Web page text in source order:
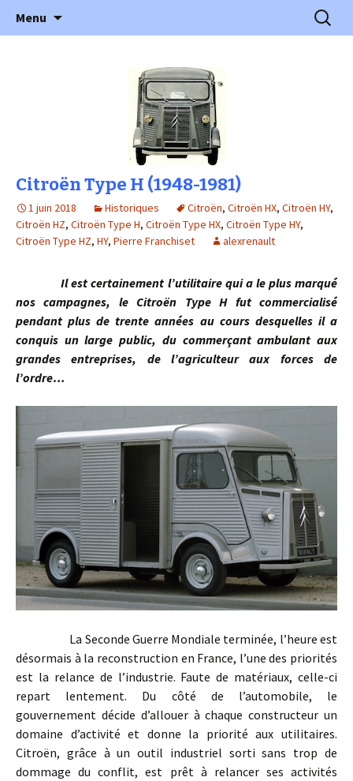
l'Automobile Ancienne
l'automobile ancienne : articles, historiques
…
Menu
Citroën Type H (1948-1981)
1 juin 2018 Historiques Citroën, Citroën HX, Citroën HY,
Citroën HZ, Citroën Type H, Citroën Type HX, Citroën Type HY,
Citroën Type HZ, HY, Pierre Franchiset alexrenault
Il est certainement l’utilitaire qui a le plus marqué
nos campagnes, le Citroën Type H fut commercialisé
pendant plus de trente années au cours desquelles il a
conquis un large public, du commerçant ambulant aux
grandes entreprises, de l’agriculteur aux forces de
l’ordre…
La Seconde Guerre Mondiale terminée, l’heure est
désormais à la reconstruction en France, l’une des priorités
est la relance de l’industrie. Faute de matériaux, celle-ci
repart lentement. Du côté de l’automobile, le
gouvernement décide d’allouer à chaque constructeur un
domaine d’activité et donne la priorité aux utilitaires.
Citroën, grâce à un outil industriel sorti sans trop de
dommage du conflit, est prêt à relancer ses activités